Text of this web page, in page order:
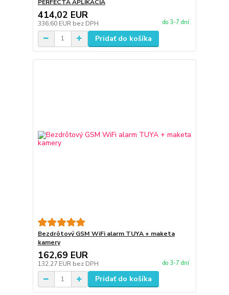
PERFECTA APLIKÁCIA
414,02 EUR
336,60 EUR bez DPH do 3-7 dní
Pridať do košíka
Bezdrôtový GSM WiFi alarm TUYA + maketa
kamery
162,69 EUR
132,27 EUR bez DPH do 3-7 dní
Pridať do košíka